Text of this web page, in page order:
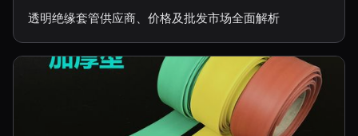
透明绝缘套管供应商、价格及批发市场全面解析